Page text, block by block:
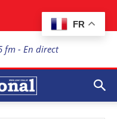
FR
fm - En direct